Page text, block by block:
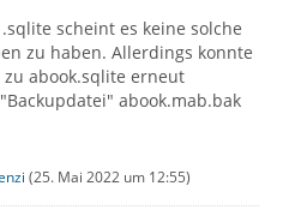
scheint es keine solche
zu haben. Allerdings konnte
zu abook.sqlite erneut
abook.mab.bak
(25. Mai 2022 um 12:55)